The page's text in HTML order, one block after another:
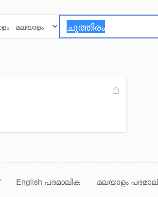
English പദമാലിക മലയാളം